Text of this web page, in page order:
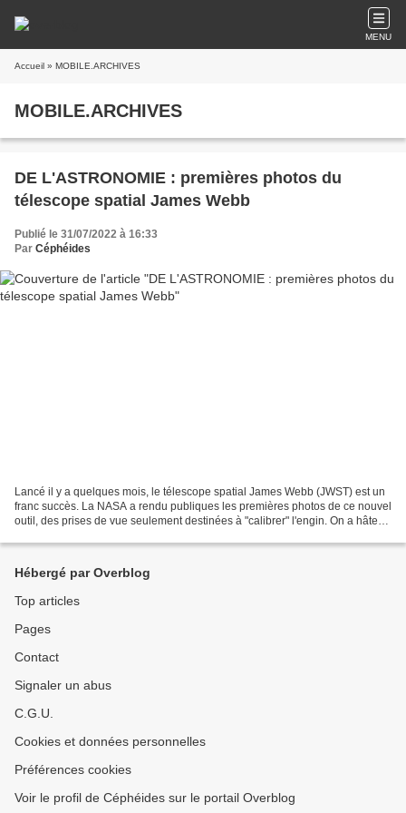
MENU
Accueil » MOBILE.ARCHIVES
MOBILE.ARCHIVES
DE L'ASTRONOMIE : premières photos du
télescope spatial James Webb
Publié le 31/07/2022 à 16:33
Par Céphéides
Lancé il y a quelques mois, le télescope spatial James Webb (JWST) est un
franc succès. La NASA a rendu publiques les premières photos de ce nouvel
outil, des prises de vue seulement destinées à "calibrer" l'engin. On a hâte
Hébergé par Overblog
Top articles
Pages
Contact
Signaler un abus
C.G.U.
Cookies et données personnelles
Préférences cookies
Voir le profil de Céphéides sur le portail Overblog